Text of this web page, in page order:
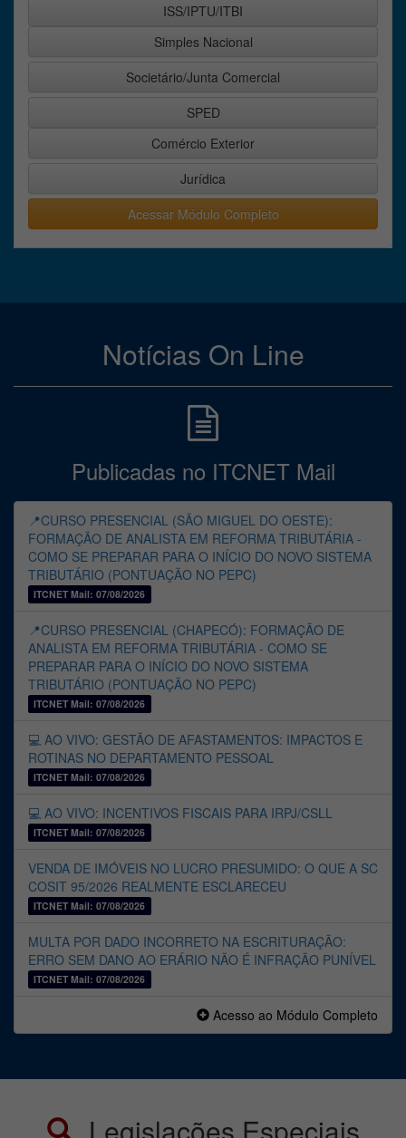
ISS/IPTU/ITBI
Simples Nacional
Societário/Junta Comercial
SPED
Comércio Exterior
Jurídica
Acessar Módulo Completo
Notícias On Line
Publicadas no ITCNET Mail
📍CURSO PRESENCIAL (SÃO MIGUEL DO OESTE):
FORMAÇÃO DE ANALISTA EM REFORMA TRIBUTÁRIA -
COMO SE PREPARAR PARA O INÍCIO DO NOVO SISTEMA
TRIBUTÁRIO (PONTUAÇÃO NO PEPC)
ITCNET Mail: 07/08/2026
📍CURSO PRESENCIAL (CHAPECÓ): FORMAÇÃO DE
ANALISTA EM REFORMA TRIBUTÁRIA - COMO SE
PREPARAR PARA O INÍCIO DO NOVO SISTEMA
TRIBUTÁRIO (PONTUAÇÃO NO PEPC)
ITCNET Mail: 07/08/2026
💻 AO VIVO: GESTÃO DE AFASTAMENTOS: IMPACTOS E
ROTINAS NO DEPARTAMENTO PESSOAL
ITCNET Mail: 07/08/2026
💻 AO VIVO: INCENTIVOS FISCAIS PARA IRPJ/CSLL
ITCNET Mail: 07/08/2026
VENDA DE IMÓVEIS NO LUCRO PRESUMIDO: O QUE A SC
COSIT 95/2026 REALMENTE ESCLARECEU
ITCNET Mail: 07/08/2026
MULTA POR DADO INCORRETO NA ESCRITURAÇÃO:
ERRO SEM DANO AO ERÁRIO NÃO É INFRAÇÃO PUNÍVEL
ITCNET Mail: 07/08/2026
Acesso ao Módulo Completo
Legislações Especiais